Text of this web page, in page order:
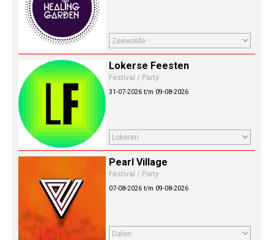
Lokerse Feesten
Festival / Party
31-07-2026 t/m 09-08-2026
Pearl Village
Festival / Party
07-08-2026 t/m 09-08-2026